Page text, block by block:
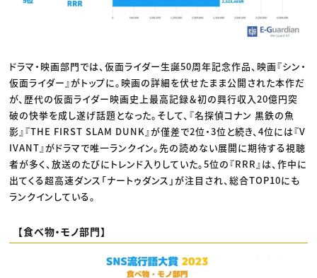
ドラマ・映画部門では、仮面ライダー生誕50周年記念作品、映画『シン・
仮面ライダー』がトップに。映画の詳細を伏せたまま公開された本作だ
が、歴代の仮面ライダー映画史上最高記録＆初の興行収入20億円突
破の快挙を成し遂げ話題となった。そして、『名探偵コナン 黒鉄の魚
影』『THE FIRST SLAM DUNK』が僅差で2位・3位と続き、4位には『V
IVANT』がドラマで唯一ランクイン。先の読めない展開に期待する視聴
者が多く、放送のたびにトレンド入りしていた。5位の『RRR』は、作中に
出てくる超高速ダンス「ナートゥダンス」が注目され、総合TOP10にも
ランクインしている。
【食べ物・モノ部門】